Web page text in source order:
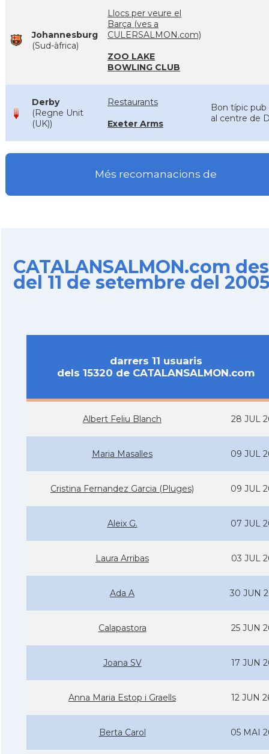
Johannesburg
(Sud-àfrica)
Llocs per veure el
Barça (ves a
CULERSALMON.com)
ZOO LAKE
BOWLING CLUB
Derby
(Regne Unit
(UK))
Restaurants
Exeter Arms
Bon típic pub
al centre de
Més recomanacions de
CATALANSALMON.com des
del 11 de setembre del
darrers 11 usuaris
dels 15320 de CATALANSALMON.com
Albert Feliu Blanch 28 JUL
Maria Masalles 09 JUL
Cristina Fernandez Garcia (Pluges) 09 JUL
Aleix G. 07 JUL
Laura Arribas 03 JUL
Ada A 30 JUN
Calapastora 25 JUN
Joana SV 17 JUN
Anna Maria Estop i Graells 12 JUN
Berta Carol 05 MAI